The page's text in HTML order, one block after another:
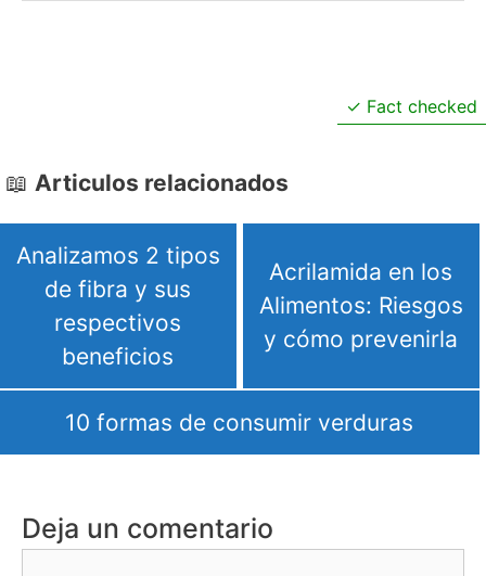
Fact checked
Articulos relacionados
Analizamos 2 tipos
de fibra y sus
respectivos
beneficios
Acrilamida en los
Alimentos: Riesgos
y cómo prevenirla
10 formas de consumir verduras
Deja un comentario